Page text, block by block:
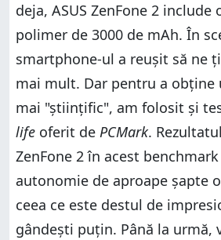
deja, ASUS ZenFone 2
polimer de 3000 de mAh. În
smartphone-ul a reușit să ne
mai mult. Dar pentru a obține
mai "științific", am folosit și
life oferit de PCMark.
ZenFone 2 în acest
autonomie de aproape șapte
ceea ce este destul de
gândești puțin. Până la urmă,